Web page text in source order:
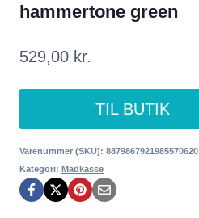
hammertone green
529,00 kr.
TIL BUTIK
Varenummer (SKU): 8879867921985570620
Kategori: Madkasse